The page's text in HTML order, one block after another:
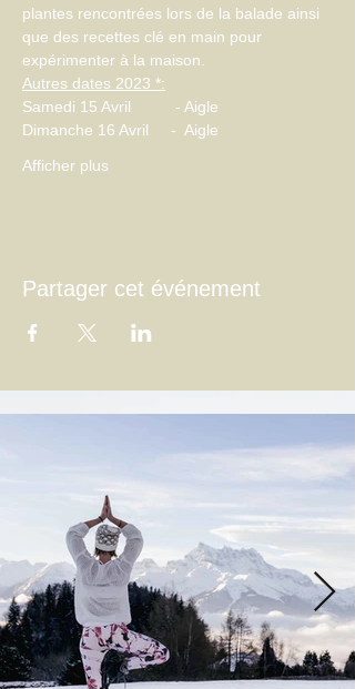
plantes rencontrées lors de la balade ainsi
que des recettes clé en main pour
expérimenter à la maison.
Autres dates 2023 *:
​Samedi 15 Avril          - Aigle
Dimanche 16 Avril     -  Aigle
Afficher plus
Partager cet événement